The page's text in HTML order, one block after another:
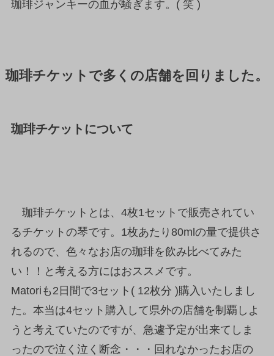
珈琲ジャンキーの血が騒ぎます。( 笑 )
珈琲チケットで多くの店舗を回りました。
珈琲チケットについて
珈琲チケットとは、4枚1セットで販売されてい
るチケットの琴です。1枚あたり80mlの量で提供さ
れるので、色々なお店の珈琲を飲み比べてみた
い！！と考える方にはおススメです。
Matoriも2日間で3セット( 12枚分 )購入いたしまし
た。本当は4セット購入して県外の店舗を制覇しよ
うと考えていたのですが、急遽予定が出来てしま
ったので泣く泣く断念・・・回れなかったお店の